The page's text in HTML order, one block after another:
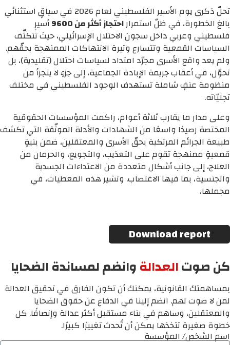
تحلّ ذكرى يوم الأسير الفلسطيني لعام 2026 في سياقٍ استثنائي
بالغ الخطورة، في ظلّ استمراراحتجاز أكثر من 9600
أسيرٍ
فلسطيني وعربي داخل سجون الاحتلال الإسرائيلي، حيث تتكثّف
السياسات القمعية وتتسارع وتيرة الانتهاكات الممنهجة بحقّهم.
ولم يعد واقع الأسرى مجرّد امتداد لسياسات احتلال (تقليدية)، بل
تحوّل، في أعقاب جريمة الإبادة الجماعية، إلى جزءٍ لا يتجزأ من
منظومة عنفٍ شاملة تستهدف الوجود الفلسطيني في مختلف
تجليّاته.
وعلى مدار ما يقارب ثلاثة أعوام، راكمت المؤسسات الحقوقية
المختصة رصيدًا واسعًا من الشهادات والأدلة الموثّقة التي تكشف
طبيعة الجرائم المرتكبة بحقّ الأسرى والمعتقلين، ضمن بنيةٍ
قمعيةٍ ممنهجة تقوم على التعذيب، والتجويع، والحرمان من
العلاج، إلى جانب أشكال متعددة من الاعتداءات الجسدية
والجنسية، بما فيها الاغتصاب. وتشير هذه المعطيات، في
مجملها،
Download report
كن صوتالعدالةوانضم لمساندة الضحايا
بمساهمتك القانونية، يمكنك أن تكون الفارق في تحقيق العدالة
لمن لا صوت لهم. انضم إلينا في الدفاع عن حقوق الضحايا
والمعتقلين، وساهم في بناء مستقبل أكثر عدالة وإنصافًا. كل
خطوة صغيرة تتخذها يمكن أن تُحدث تغييرًا كبيرًا.
اسم الشخص/ المؤسسة